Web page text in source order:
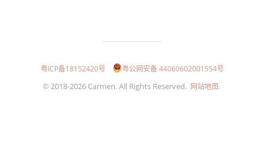
粤ICP备18152420号 粤公网安备 44060602001554号
© 2018-2026 Carmen. All Rights Reserved. 网站地图.